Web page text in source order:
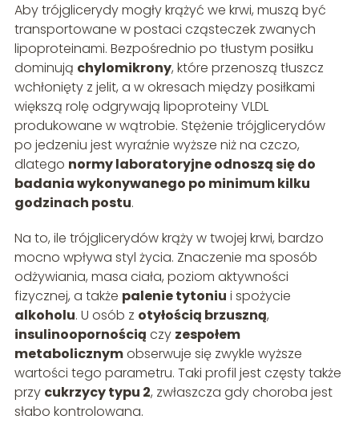
Aby trójglicerydy mogły krążyć we krwi, muszą być
transportowane w postaci cząsteczek zwanych
lipoproteinami. Bezpośrednio po tłustym posiłku
dominują chylomikrony, które przenoszą tłuszcz
wchłonięty z jelit, a w okresach między posiłkami
większą rolę odgrywają lipoproteiny VLDL
produkowane w wątrobie. Stężenie trójglicerydów
po jedzeniu jest wyraźnie wyższe niż na czczo,
dlatego normy laboratoryjne odnoszą się do
badania wykonywanego po minimum kilku
godzinach postu.
Na to, ile trójglicerydów krąży w twojej krwi, bardzo
mocno wpływa styl życia. Znaczenie ma sposób
odżywiania, masa ciała, poziom aktywności
fizycznej, a także palenie tytoniu i spożycie
alkoholu. U osób z otyłością brzuszną,
insulinoopornością czy zespołem
metabolicznymobserwuje się zwykle wyższe
wartości tego parametru. Taki profil jest częsty także
przy cukrzycy typu 2, zwłaszcza gdy choroba jest
słabo kontrolowana.